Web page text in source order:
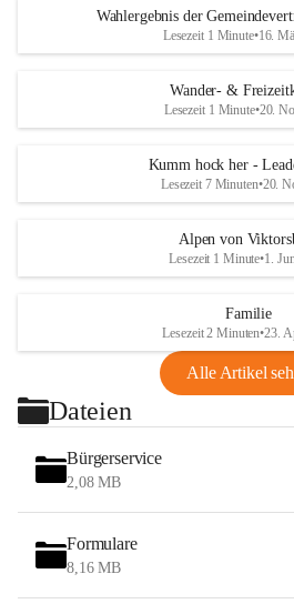
Wahlergebnis der
Lesezeit 1 Minute•16.
Wander- &
Lesezeit 1 Minute•20.
Kumm hock her -
Lesezeit 7 Minuten•20.
Alpen von
Lesezeit 1 Minute•1.
Familie
Lesezeit 2 Minuten•23.
Alle Artikel
Dateien
Bürgerservice
2,08 MB
Formulare
8,16 MB